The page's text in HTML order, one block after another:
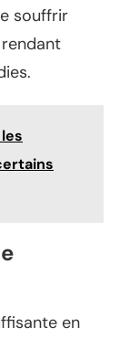
souffrir
rendant
en